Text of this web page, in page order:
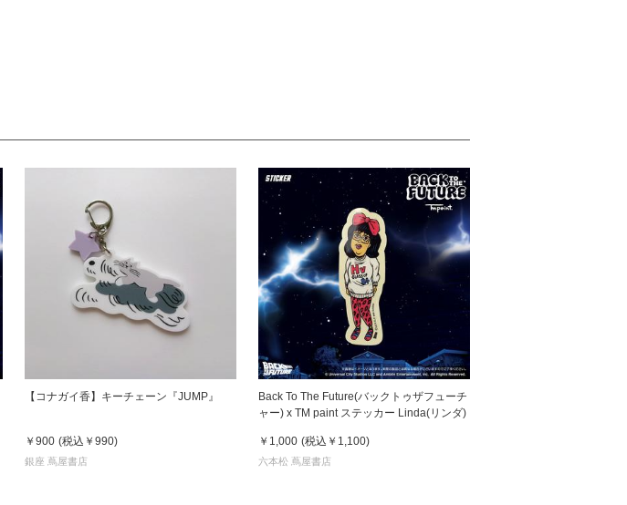
【コナガイ香】キーチェーン『JUMP』
￥900 (税込 ￥990)
銀座 蔦屋書店
Back To The Future(バックトゥザフューチ
ャー) x TM paint ステッカー Linda(リンダ)
￥1,000 (税込 ￥1,100)
六本松 蔦屋書店